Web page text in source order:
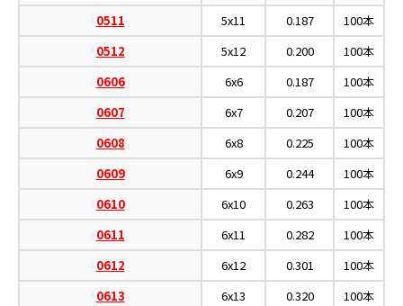
0511
5x11 0.187
100本
0512
5x12 0.200
100本
0606
6x6 0.187
100本
0607
6x7 0.207
100本
0608
6x8 0.225
100本
0609
6x9 0.244
100本
0610
6x10 0.263
100本
0611
6x11 0.282
100本
0612
6x12 0.301
100本
0613
6x13 0.320
100本